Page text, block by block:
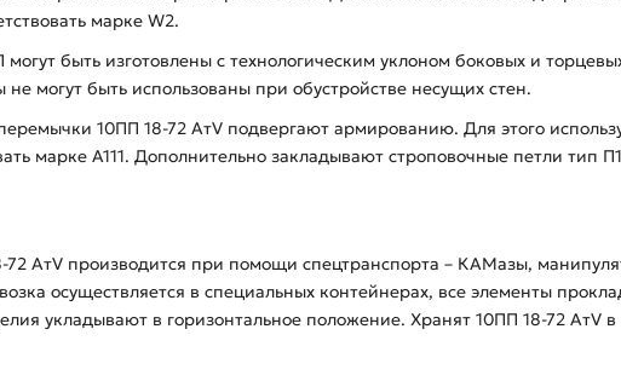
марке W2.
быть изготовлены с технологическим уклоном боковых и
могут быть использованы при обустройстве несущих стен.
10ПП 18-72 АтV подвергают армированию. Для этого
марке А111. Дополнительно закладывают строповочные петли тип
72 АтV производится при помощи спецтранспорта – КАМазы,
осуществляется в специальных контейнерах, все элементы
укладывают в горизонтальное положение. Хранят 10ПП 18-72 АтV в